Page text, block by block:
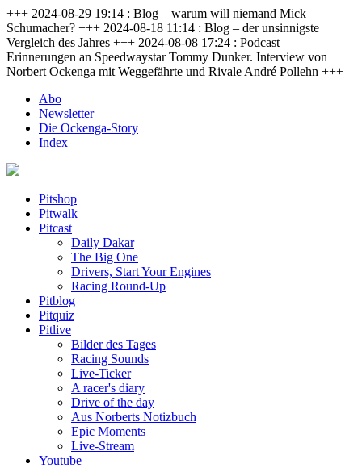
+++ 2024-08-29 19:14 : Blog – warum will niemand Mick
Schumacher? +++ 2024-08-18 11:14 : Blog – der unsinnigste
Vergleich des Jahres +++ 2024-08-08 17:24 : Podcast –
Erinnerungen an Speedwaystar Tommy Dunker. Interview von
Norbert Ockenga mit Weggefährte und Rivale André Pollehn +++
Abo
Newsletter
Die Ockenga-Story
Index
Pitshop
Pitwalk
Pitcast
Daily Dakar
The Big One
Drivers, Start Your Engines
Racing Round-Up
Pitblog
Pitquiz
Pitlive
Bilder des Tages
Racing Sounds
Live-Ticker
A racer's diary
Drive of the day
Aus Norberts Notizbuch
Epic Moments
Live-Stream
Youtube